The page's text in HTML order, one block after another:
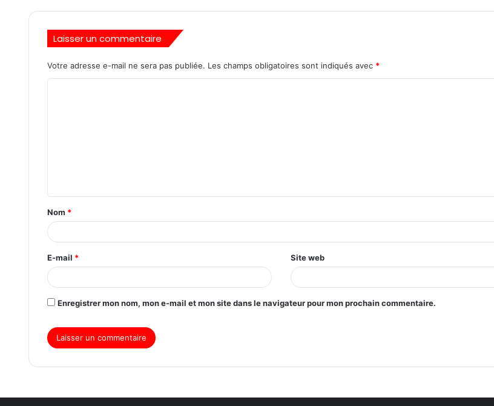
Laisser un commentaire
Votre adresse e-mail ne sera pas publiée. Les champs obligatoires sont indiqués avec *
Nom *
E-mail * Site web
Enregistrer mon nom, mon e-mail et mon site dans le navigateur pour mon prochain commentaire.